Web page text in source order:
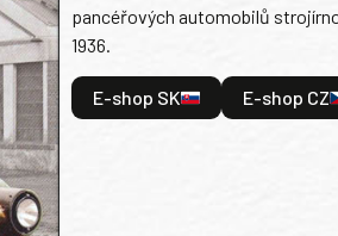
pancéřových automobilů
1936.
E-shop SK E-shop CZ